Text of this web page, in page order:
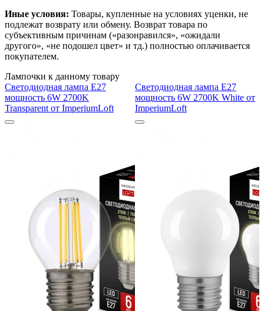
Иные условия: Товары, купленные на условиях уценки, не
подлежат возврату или обмену. Возврат товара по
субъективным причинам («разонравился», «ожидали
другого», «не подошел цвет» и тд.) полностью оплачивается
покупателем.
Лампочки к данному товару
Светодиодная лампа E27
мощность 6W 2700K
Transparent от ImperiumLoft
Светодиодная лампа E27
мощность 6W 2700K White от
ImperiumLoft